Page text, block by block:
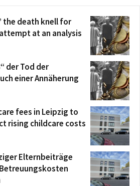
the death knell for
at an analysis
der Tod der
einer Annäherung
fees in Leipzig to
rising childcare costs
Elternbeiträge